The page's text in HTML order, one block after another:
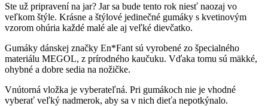
Ste už pripravení na jar? Jar sa bude tento rok niesť naozaj vo
veľkom štýle. Krásne a štýlové jedinečné gumáky s kvetinovým
vzorom ohúria každé malé ale aj veľké dievčatko.
Gumáky dánskej značky En*Fant sú vyrobené zo špecialného
materiálu MEGOL, z prírodného kaučuku. Vďaka tomu sú mäkké,
ohybné a dobre sedia na nožičke.
Vnútorná vložka je vyberateľná. Pri gumákoch nie je vhodné
vyberať veľký nadmerok, aby sa v nich dieťa nepotkýnalo.